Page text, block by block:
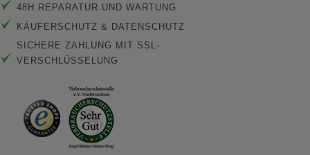
48H REPARATUR UND WARTUNG
KÄUFERSCHUTZ & DATENSCHUTZ
SICHERE ZAHLUNG MIT SSL-
VERSCHLÜSSELUNG